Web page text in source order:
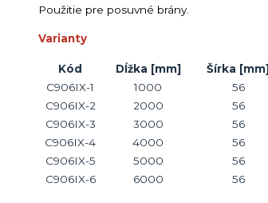
Použitie pre posuvné brány.
Varianty
Kód Dĺžka [mm] Šírka [mm]
C906IX-1
1000 56
C906IX-2
2000 56
C906IX-3
3000 56
C906IX-4
4000 56
C906IX-5
5000 56
C906IX-6
6000 56